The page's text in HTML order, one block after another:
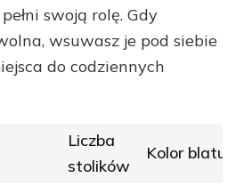
swoją rolę. Gdy
wsuwasz je pod siebie
do codziennych
Liczba
stolików
Kolor blatu